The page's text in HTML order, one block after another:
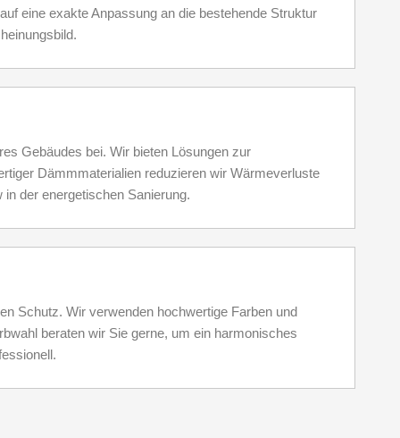
eine exakte Anpassung an die bestehende Struktur
Gebäudes bei. Wir bieten Lösungen zur
Dämmmaterialien reduzieren wir Wärmeverluste
der energetischen Sanierung.
Schutz. Wir verwenden hochwertige Farben und
beraten wir Sie gerne, um ein harmonisches